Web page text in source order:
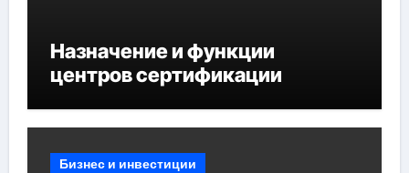
Назначение и функции
центров сертификации
Бизнес и инвестиции